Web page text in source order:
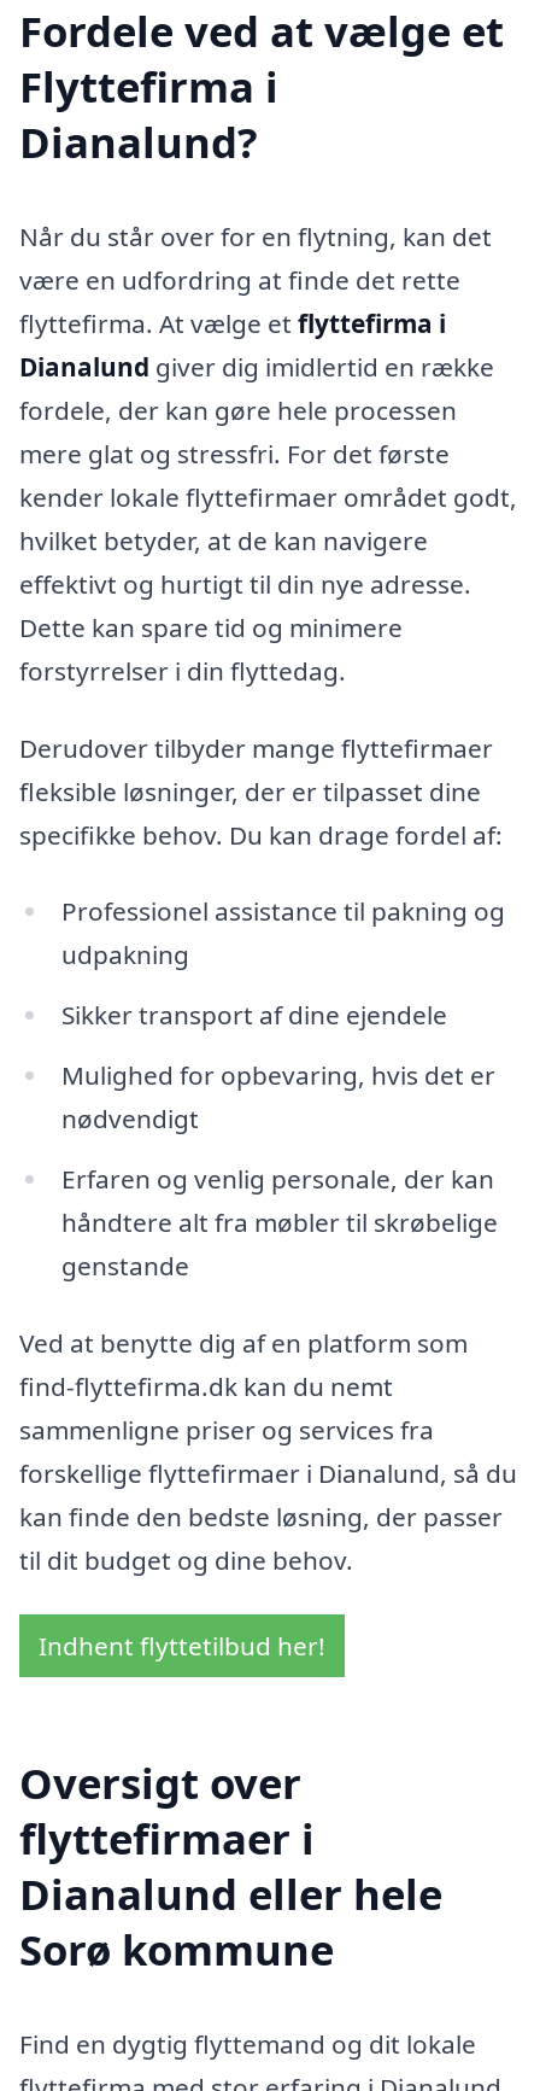
Fordele ved at vælge et
Flyttefirma i
Dianalund?
Når du står over for en flytning, kan det
være en udfordring at finde det rette
flyttefirma. At vælge et flyttefirma i
Dianalund giver dig imidlertid en række
fordele, der kan gøre hele processen
mere glat og stressfri. For det første
kender lokale flyttefirmaer området godt,
hvilket betyder, at de kan navigere
effektivt og hurtigt til din nye adresse.
Dette kan spare tid og minimere
forstyrrelser i din flyttedag.
Derudover tilbyder mange flyttefirmaer
fleksible løsninger, der er tilpasset dine
specifikke behov. Du kan drage fordel af:
Professionel assistance til pakning og
udpakning
Sikker transport af dine ejendele
Mulighed for opbevaring, hvis det er
nødvendigt
Erfaren og venlig personale, der kan
håndtere alt fra møbler til skrøbelige
genstande
Ved at benytte dig af en platform som
find-flyttefirma.dk kan du nemt
sammenligne priser og services fra
forskellige flyttefirmaer i Dianalund, så du
kan finde den bedste løsning, der passer
til dit budget og dine behov.
Indhent flyttetilbud her!
Oversigt over
flyttefirmaer i
Dianalund eller hele
Sorø kommune
Find en dygtig flyttemand og dit lokale